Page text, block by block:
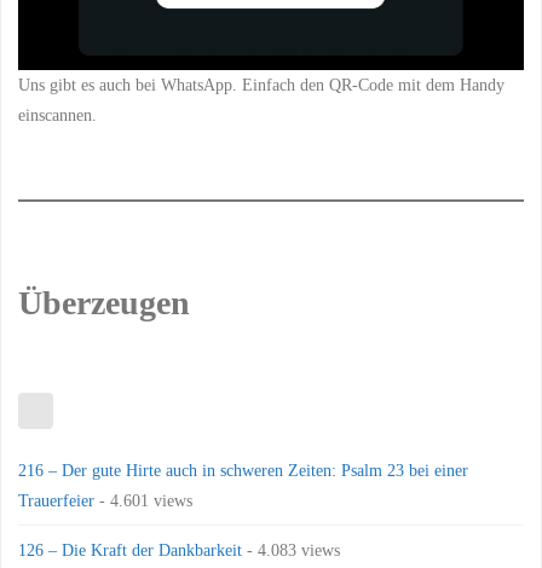
Uns gibt es auch bei WhatsApp. Einfach den QR-Code mit dem Handy
einscannen.
Überzeugen
216 – Der gute Hirte auch in schweren Zeiten: Psalm 23 bei einer
Trauerfeier - 4.601 views
126 – Die Kraft der Dankbarkeit - 4.083 views